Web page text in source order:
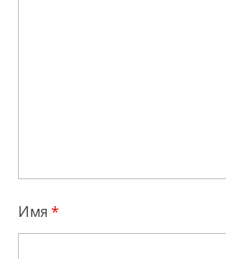
Имя *